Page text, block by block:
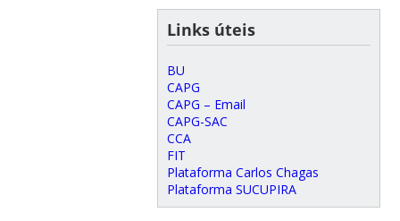
Links úteis
BU
CAPG
CAPG – Email
CAPG-SAC
CCA
FIT
Plataforma Carlos Chagas
Plataforma SUCUPIRA